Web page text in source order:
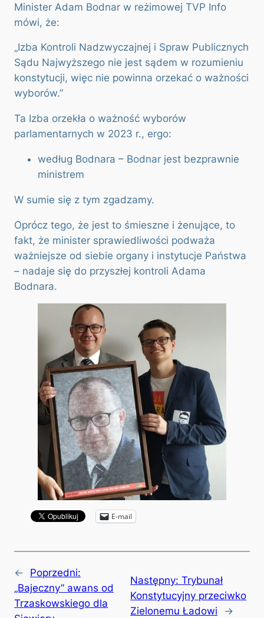
Minister Adam Bodnar w reżimowej TVP Info
mówi, że:
„Izba Kontroli Nadzwyczajnej i Spraw Publicznych
Sądu Najwyższego nie jest sądem w rozumieniu
konstytucji, więc nie powinna orzekać o ważności
wyborów.”
Ta Izba orzekła o ważność wyborów
parlamentarnych w 2023 r., ergo:
według Bodnara – Bodnar jest bezprawnie
ministrem
W sumie się z tym zgadzamy.
Oprócz tego, że jest to śmieszne i żenujące, to
fakt, że minister sprawiedliwości podważa
ważniejsze od siebie organy i instytucje Państwa
– nadaje się do przyszłej kontroli Adama
Bodnara.
E-mail
←
Poprzedni:
„Bajeczny” awans od
Trzaskowskiego dla
Następny:Trybunał
Konstytucyjny przeciwko
Zielonemu Ładowi
→